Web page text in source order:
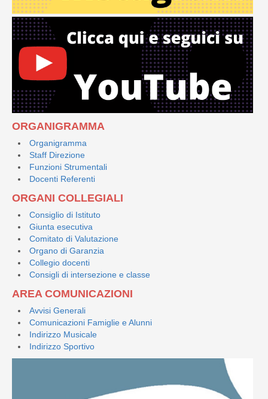
ORGANIGRAMMA
Organigramma
Staff Direzione
Funzioni Strumentali
Docenti Referenti
ORGANI COLLEGIALI
Consiglio di Istituto
Giunta esecutiva
Comitato di Valutazione
Organo di Garanzia
Collegio docenti
Consigli di intersezione e classe
AREA COMUNICAZIONI
Avvisi Generali
Comunicazioni Famiglie e Alunni
Indirizzo Musicale
Indirizzo Sportivo